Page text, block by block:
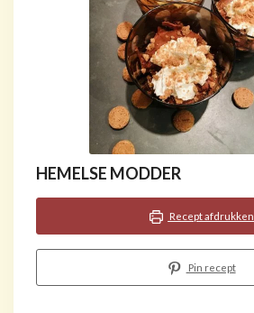
HEMELSE MODDER
Recept afdrukken
Pin recept